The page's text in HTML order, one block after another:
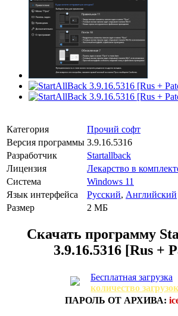
Категория
Прочий софт
Версия программы 3.9.16.5316
Разработчик
Startallback
Лицензия
Лекарство в
Система
Windows 11
Язык интерфейса
Русский, Английский
Размер
2 МБ
Скачать программу
3.9.16.5316 [Rus +
Бесплатная загрузка
количество
ПАРОЛЬ ОТ АРХИВА: